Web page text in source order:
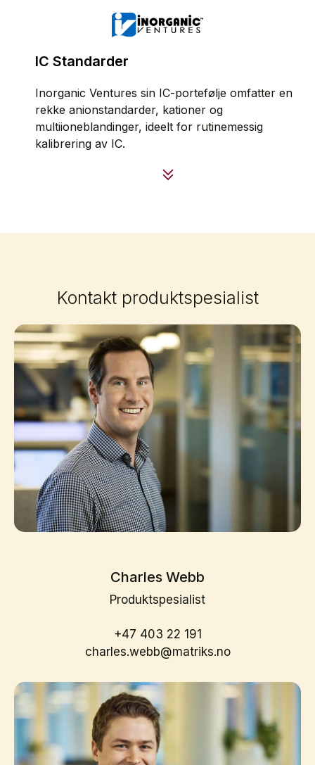
IC Standarder
Inorganic Ventures sin IC-portefølje omfatter en
rekke anionstandarder, kationer og
multiioneblandinger, ideelt for rutinemessig
kalibrering av IC.
Kontakt produktspesialist
Charles Webb
Produktspesialist
+47 403 22 191
charles.webb@matriks.no